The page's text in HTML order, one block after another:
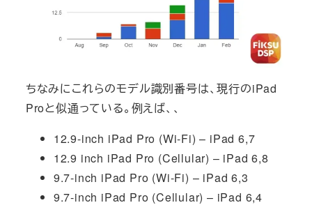
ちなみにこれらのモデル識別番号は、現行のiPad
Proと似通っている。例えば、、
12.9-inch iPad Pro (Wi-Fi) – iPad 6,7
12.9 inch iPad Pro (Cellular) – iPad 6,8
9.7-inch iPad Pro (Wi-Fi) – iPad 6,3
9.7-inch iPad Pro (Cellular) – iPad 6,4